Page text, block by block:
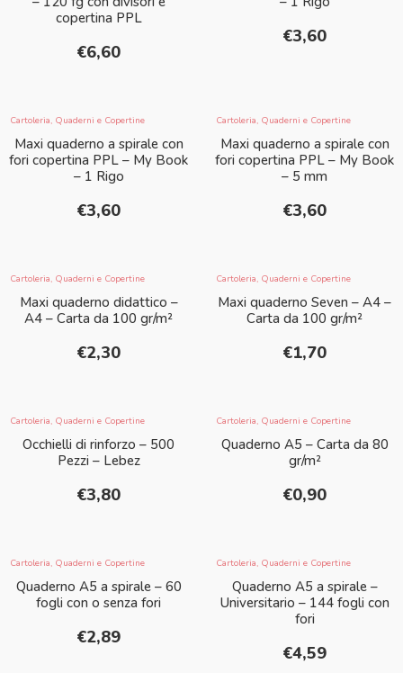
copertina PPL
€6,60
€3,60
Cartoleria, Quaderni e Copertine
Maxi quaderno a spirale con
fori copertina PPL – My Book
– 1 Rigo
€3,60
Cartoleria, Quaderni e Copertine
Maxi quaderno a spirale con
fori copertina PPL – My Book
– 5 mm
€3,60
Cartoleria, Quaderni e Copertine
Maxi quaderno didattico –
A4 – Carta da 100 gr/m²
€2,30
Cartoleria, Quaderni e Copertine
Maxi quaderno Seven – A4 –
Carta da 100 gr/m²
€1,70
Cartoleria, Quaderni e Copertine
Occhielli di rinforzo – 500
Pezzi – Lebez
€3,80
Cartoleria, Quaderni e Copertine
Quaderno A5 – Carta da 80
gr/m²
€0,90
Cartoleria, Quaderni e Copertine
Quaderno A5 a spirale – 60
fogli con o senza fori
€2,89
Cartoleria, Quaderni e Copertine
Quaderno A5 a spirale –
Universitario – 144 fogli con
fori
€4,59